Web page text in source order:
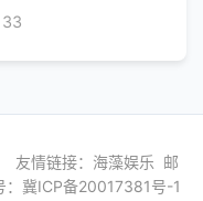
情链接： 海藻娱乐 邮
冀ICP备20017381号-1